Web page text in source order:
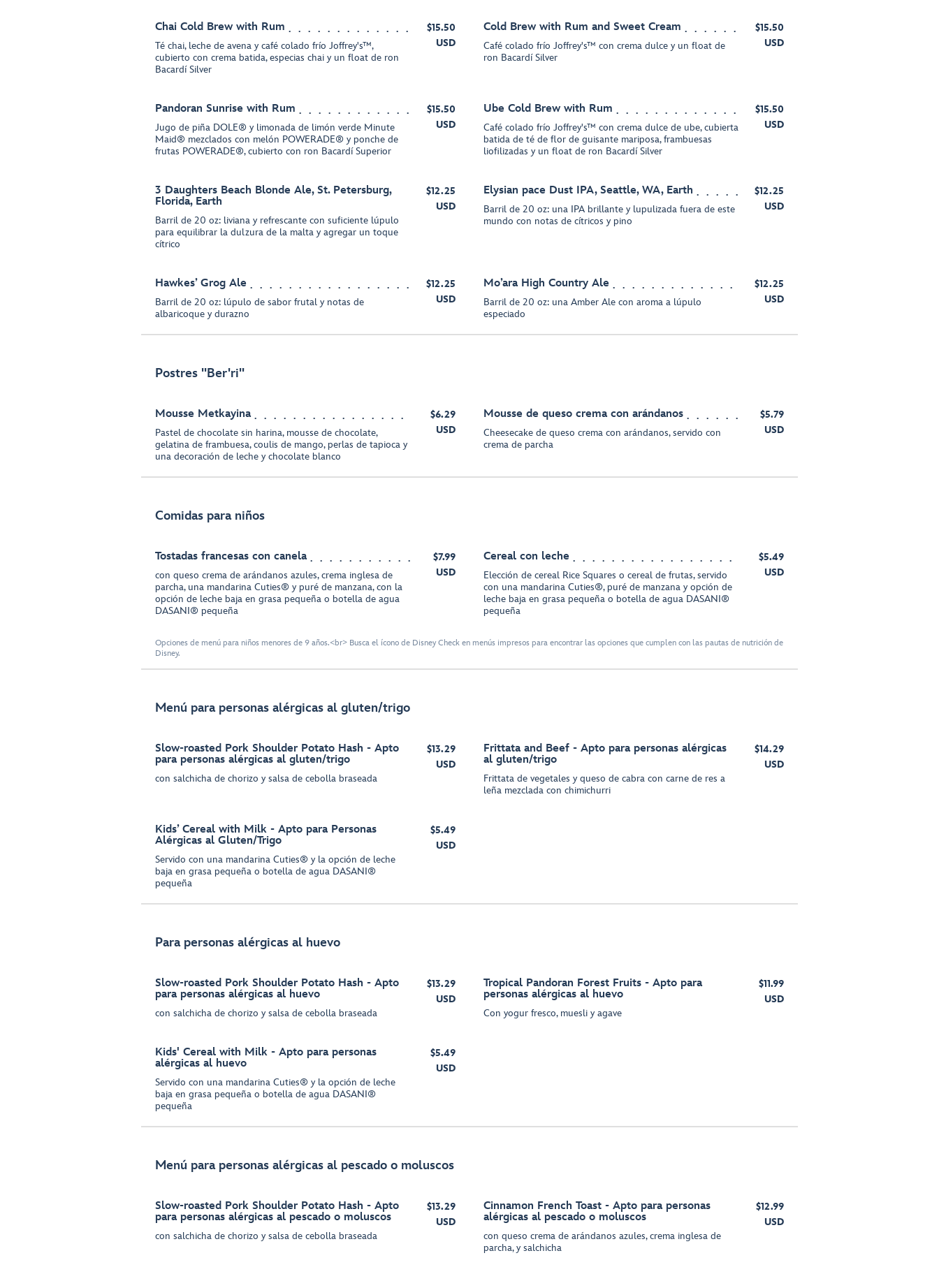
Chai Cold Brew with Rum
Té chai, leche de avena y café colado frío Joffrey's™,
cubierto con crema batida, especias chai y un float de ron
Bacardí Silver
$15.50
USD
Cold Brew with Rum and Sweet Cream
Café colado frío Joffrey's™ con crema dulce y un float de
ron Bacardí Silver
$15.50
USD
Pandoran Sunrise with Rum
Jugo de piña DOLE® y limonada de limón verde Minute
Maid® mezclados con melón POWERADE® y ponche de
frutas POWERADE®, cubierto con ron Bacardí Superior
$15.50
USD
Ube Cold Brew with Rum
Café colado frío Joffrey's™ con crema dulce de ube, cubierta
batida de té de flor de guisante mariposa, frambuesas
liofilizadas y un float de ron Bacardí Silver
$15.50
USD
3 Daughters Beach Blonde Ale, St. Petersburg,
Florida, Earth
Barril de 20 oz: liviana y refrescante con suficiente lúpulo
para equilibrar la dulzura de la malta y agregar un toque
cítrico
$12.25
USD
Elysian pace Dust IPA, Seattle, WA, Earth
Barril de 20 oz: una IPA brillante y lupulizada fuera de este
mundo con notas de cítricos y pino
$12.25
USD
Hawkes’ Grog Ale
Barril de 20 oz: lúpulo de sabor frutal y notas de
albaricoque y durazno
$12.25
USD
Mo’ara High Country Ale
Barril de 20 oz: una Amber Ale con aroma a lúpulo
especiado
$12.25
USD
Postres "Ber'ri"
Mousse Metkayina
Pastel de chocolate sin harina, mousse de chocolate,
gelatina de frambuesa, coulis de mango, perlas de tapioca y
una decoración de leche y chocolate blanco
$6.29
USD
Mousse de queso crema con arándanos
Cheesecake de queso crema con arándanos, servido con
crema de parcha
$5.79
USD
Comidas para niños
Tostadas francesas con canela
con queso crema de arándanos azules, crema inglesa de
parcha, una mandarina Cuties® y puré de manzana, con la
opción de leche baja en grasa pequeña o botella de agua
DASANI® pequeña
$7.99
USD
Cereal con leche
Elección de cereal Rice Squares o cereal de frutas, servido
con una mandarina Cuties®, puré de manzana y opción de
leche baja en grasa pequeña o botella de agua DASANI®
pequeña
$5.49
USD
Opciones de menú para niños menores de 9 años.<br> Busca el ícono de Disney Check en menús impresos para encontrar las opciones que cumplen con las pautas de nutrición de
Disney.
Menú para personas alérgicas al gluten/trigo
Slow-roasted Pork Shoulder Potato Hash - Apto
para personas alérgicas al gluten/trigo
con salchicha de chorizo y salsa de cebolla braseada
$13.29
USD
Frittata and Beef - Apto para personas alérgicas
al gluten/trigo
Frittata de vegetales y queso de cabra con carne de res a
leña mezclada con chimichurri
$14.29
USD
Kids’ Cereal with Milk - Apto para Personas
Alérgicas al Gluten/Trigo
Servido con una mandarina Cuties® y la opción de leche
baja en grasa pequeña o botella de agua DASANI®
pequeña
$5.49
USD
Para personas alérgicas al huevo
Slow-roasted Pork Shoulder Potato Hash - Apto
para personas alérgicas al huevo
con salchicha de chorizo y salsa de cebolla braseada
$13.29
USD
Tropical Pandoran Forest Fruits - Apto para
personas alérgicas al huevo
Con yogur fresco, muesli y agave
$11.99
USD
Kids' Cereal with Milk - Apto para personas
alérgicas al huevo
Servido con una mandarina Cuties® y la opción de leche
baja en grasa pequeña o botella de agua DASANI®
pequeña
$5.49
USD
Menú para personas alérgicas al pescado o moluscos
Slow-roasted Pork Shoulder Potato Hash - Apto
para personas alérgicas al pescado o moluscos
con salchicha de chorizo y salsa de cebolla braseada
$13.29
USD
Cinnamon French Toast - Apto para personas
alérgicas al pescado o moluscos
con queso crema de arándanos azules, crema inglesa de
parcha, y salchicha
$12.99
USD